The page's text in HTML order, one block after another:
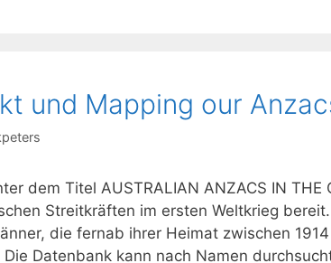
und Mapping our
dem Titel AUSTRALIAN ANZACS IN THE
Streitkräften im ersten Weltkrieg
die fernab ihrer Heimat zwischen
Datenbank kann nach Namen